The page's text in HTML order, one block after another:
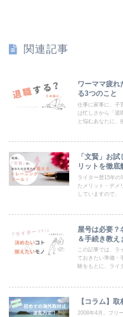
関連記事
ワーママ疲
る3つのこと
仕事に家事に、子
は忙しさから「退
と悩むあなたに、
「文賢」お
リットを徹底
ライター歴15年の
たメリット・デメ
していますので、
屋号は必要？
＆手続き教え
この記事では、ラ
ておきたい準備・
験をもとに、ライ
【コラム】
2008年4月。フリ